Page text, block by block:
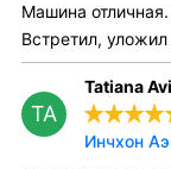
Машина
Встретил,
TA
Tatiana
Инчхон